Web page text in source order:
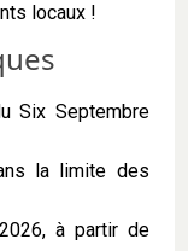
locaux !
Six Septembre
la limite des
à partir de